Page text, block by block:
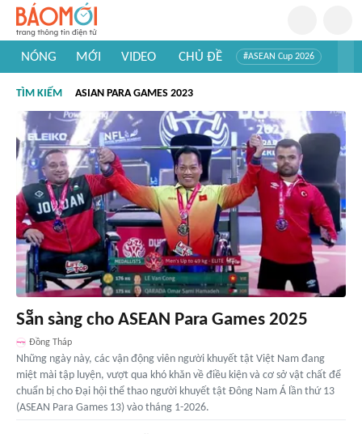
NÓNG MỚI VIDEO CHỦ ĐỀ #ASEAN Cup 2026
#Khám phá thế giới
TÌM KIẾM ASIAN PARA GAMES 2023
Sẵn sàng cho ASEAN Para Games 2025
Đồng Tháp
Những ngày này, các vận động viên người khuyết tật Việt Nam đang
miệt mài tập luyện, vượt qua khó khăn về điều kiện và cơ sở vật chất để
chuẩn bị cho Đại hội thể thao người khuyết tật Đông Nam Á lần thứ 13
(ASEAN Para Games 13) vào tháng 1-2026.